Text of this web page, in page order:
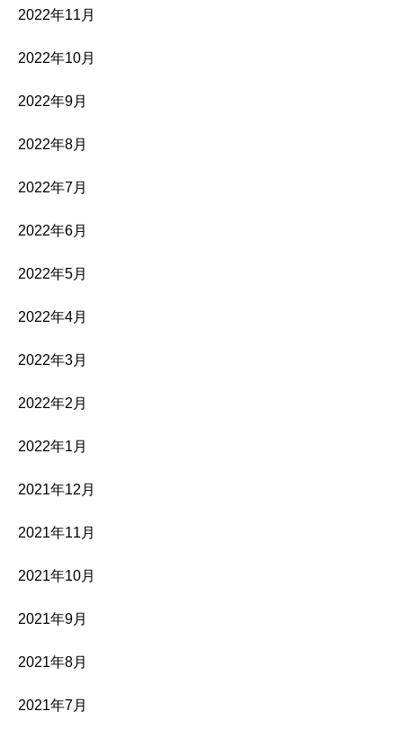
2022年11月
2022年10月
2022年9月
2022年8月
2022年7月
2022年6月
2022年5月
2022年4月
2022年3月
2022年2月
2022年1月
2021年12月
2021年11月
2021年10月
2021年9月
2021年8月
2021年7月